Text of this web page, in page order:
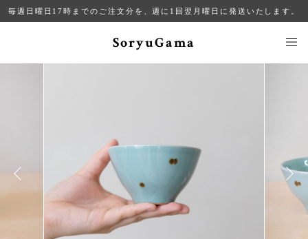
毎週日曜日17時までのご注文分を、週に1回翌月曜日に発送いたします。
SoryuGama